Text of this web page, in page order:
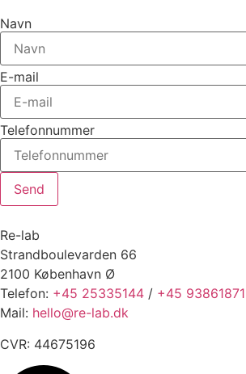
Navn
E-mail
Telefonnummer
Send
Re-lab
Strandboulevarden 66
2100 København Ø
Telefon: +45 25335144 / +45 93861871
Mail: hello@re-lab.dk
CVR: 44675196